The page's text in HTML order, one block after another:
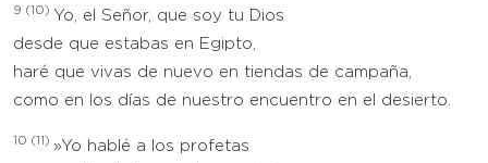
9 (10) Yo, el Señor, que soy tu Dios
desde que estabas en Egipto,
haré que vivas de nuevo en tiendas de campaña,
como en los días de nuestro encuentro en el desierto.
10 (11) »Yo hablé a los profetas